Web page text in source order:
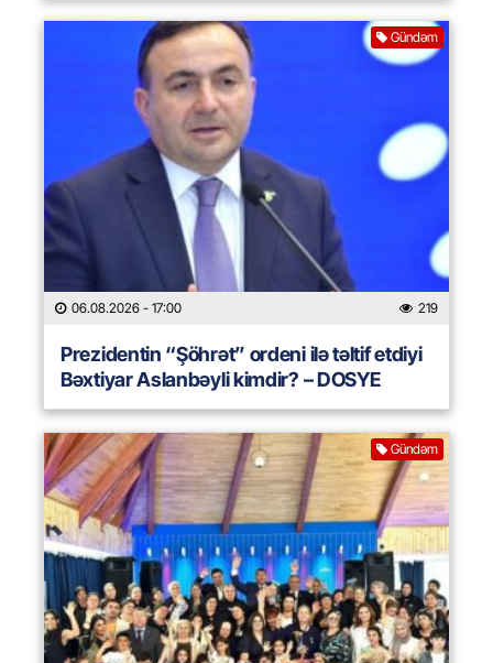
Gündəm
06.08.2026 - 17:00 219
Prezidentin “Şöhrət” ordeni ilə təltif etdiyi
Bəxtiyar Aslanbəyli kimdir? – DOSYE
Gündəm